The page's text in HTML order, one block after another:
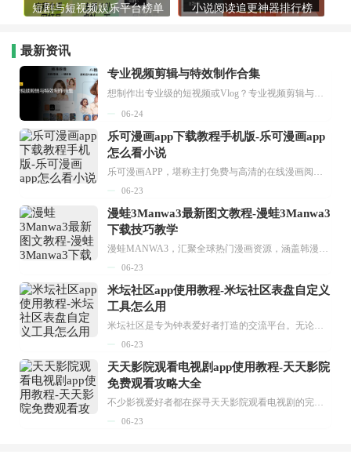
短剧与短视频娱乐平台榜单 小说阅读追更神器排行榜
最新资讯
专业视频剪辑与特效制作合集
想制作出专业级的短视频或Vlog？专业视频剪辑与特效制作大全专题为你提供了从剪辑、抠像到特效包装的全套解决方案。无论是添加炫酷的片头、进行精准的视频抠图，还是制...
06-24
乐可漫画app下载教程手机版-乐可漫画app
怎么看小说
乐可漫画APP，堪称主打免费与高清的在线漫画阅读神器。其官方版提供海量完整版漫画资源，无论是国内漫画，还是日漫、韩漫、台漫、美漫等国外漫画，应有尽有，随时供你阅读。只需轻点一下，便能直接进入阅读界面。不仅如此，乐可漫画最新版本更新速度极快，在这里，你总能抢先看到全网一手漫画章节内容！...
06-23
漫蛙3Manwa3最新图文教程-漫蛙3Manwa3
下载技巧教学
漫蛙MANWA3，汇聚全球热门漫画资源，涵盖韩漫、欧美漫画、国漫等多种类型，题材丰富多样，全方位满足用户阅读喜好。它不仅是阅读平台，更是创作平台，为广大用户打造零门槛创作环境。...
06-23
米坛社区app使用教程-米坛社区表盘自定义
工具怎么用
米坛社区是专为钟表爱好者打造的交流平台。无论你是初涉钟表领域的普通爱好者，还是拥有多年收藏经验的资深玩家，都能在此找到属于自己的天地。 无需注册，就能轻松参与其中。通过专业的讨论论坛与丰富的交互功能，你可与世界各地的钟表爱好者畅快交流。若你钟情于钟表，米坛社区无疑是值得一试的理想之选。在这里，你能获取最新的手表资讯，交流见解，提升鉴赏品味，让每一块手表都成为收藏故事中重要的一部分。感兴趣的朋友，不要错过下载机会。...
06-23
天天影院观看电视剧app使用教程-天天影院
免费观看攻略大全
不少影视爱好者都在探寻天天影院观看电视剧的完整方法，结合最新平台使用规则，本篇新手入门攻略全面讲解观看渠道、检索流程、播放设置以及画面模式调整等实用内容。全文适配手机、电脑等主流设备，步骤简洁易懂，无论是初次使用的新手，还是想要优化观影体验的用户，都能参照内容快速上手，熟练掌握平台各项操作技巧，轻松畅享影视内容。...
06-23